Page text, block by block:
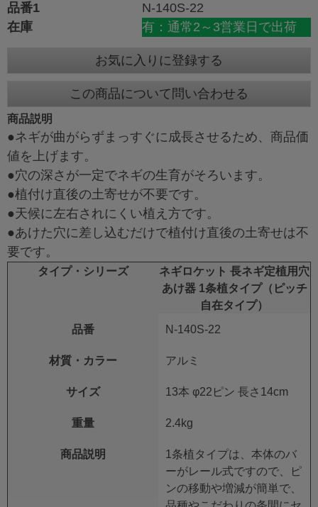
品番1
N-140S-22
在庫
有：通常2～3営業日で出荷
お気に入りに登録する
この商品について問い合わせる
商品説明
●ネギが曲がらずまっすぐに成長させるため、商品価
値を上げます。
●穴の深さが一定でネギの生育がそろいます。
●植付け直後の土寄せが不要です。
●天候に左右されにくい植え方です。
●あけた穴に差し込むだけで植付け直後の土寄せは不
要です。
タイプ・シリーズ
ネギロケット 長ネギ定植用穴
あけ器 1条植タイプ（ピッチ
自在タイプ）
品番
N-140S-22
材質・カラー アルミ
サイズ 13本 φ22ピン 長さ14cm
重量 2.4kg
商品説明
1条植タイプは、本体のバ
ーがレール式ですので、ピ
ンの移動や増減が簡単で、